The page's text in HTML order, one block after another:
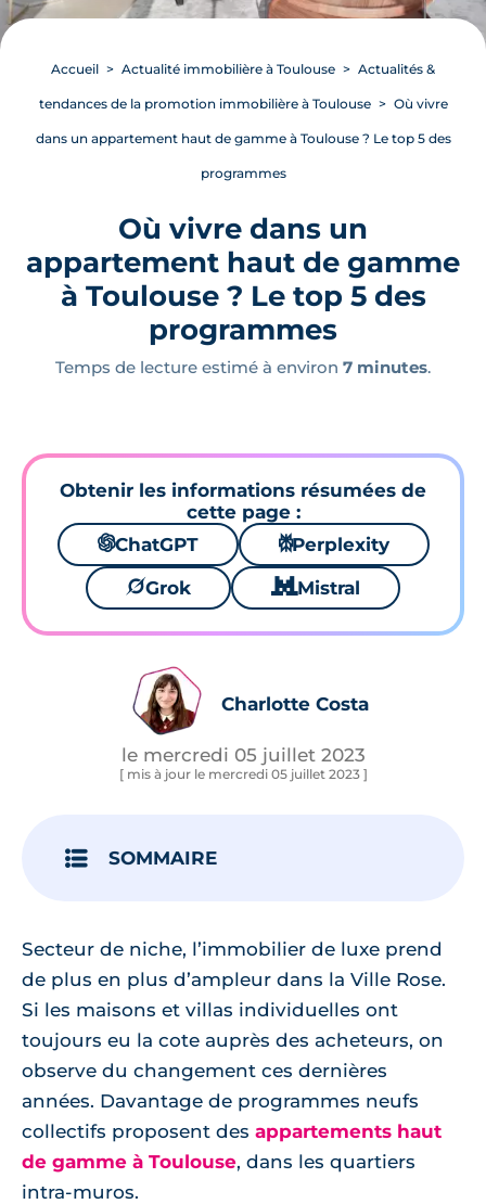
Accueil Actualité immobilière à Toulouse Actualités &
tendances de la promotion immobilière à Toulouse Où vivre
dans un appartement haut de gamme à Toulouse ? Le top 5 des
programmes
Où vivre dans un
appartement haut de gamme
à Toulouse ? Le top 5 des
programmes
Temps de lecture estimé à environ 7 minutes.
Obtenir les informations résumées de
cette page :
🌌ChatGPT ⚙Perplexity
🪐Grok 🐱 Mistral
Charlotte Costa
le mercredi 05 juillet 2023
[ mis à jour le mercredi 05 juillet 2023 ]
SOMMAIRE
Secteur de niche, l’immobilier de luxe prend
de plus en plus d’ampleur dans la Ville Rose.
Si les maisons et villas individuelles ont
toujours eu la cote auprès des acheteurs, on
observe du changement ces dernières
années. Davantage de programmes neufs
collectifs proposent des appartements haut
de gamme à Toulouse, dans les quartiers
intra-muros.